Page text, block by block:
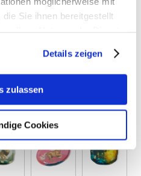
Sie ihnen bereitgestellt
Details zeigen
zulassen
Cookies